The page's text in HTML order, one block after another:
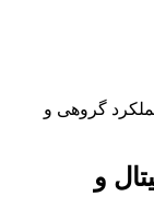
گروهی و
و